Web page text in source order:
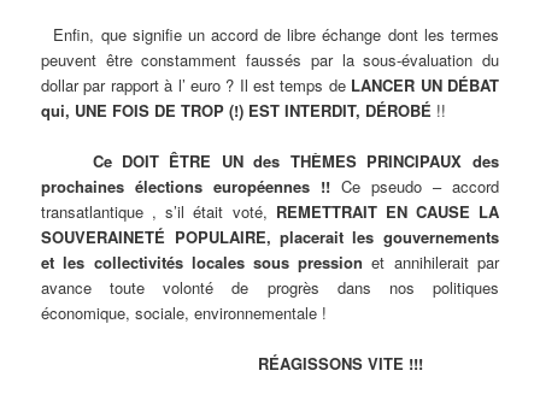
Enfin, que signifie un accord de libre échange dont les termes
peuvent être constamment faussés par la sous-évaluation du
dollar par rapport à l’ euro ? Il est temps deLANCER UN DÉBAT
qui, UNE FOIS DE TROP (!) EST INTERDIT, DÉROBÉ !!
Ce DOIT ÊTRE UN des THÈMES PRINCIPAUX des
prochaines élections européennes !! Ce pseudo – accord
transatlantique , s’il était voté, REMETTRAIT EN CAUSE LA
SOUVERAINETÉ POPULAIRE, placerait les gouvernements
et les collectivités locales sous pression et annihilerait par
avance toute volonté de progrès dans nos politiques
économique, sociale, environnementale !
RÉAGISSONS VITE !!!